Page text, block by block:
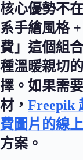
核心優勢不
系手繪風格
費」這個組
種溫暖親切
擇。如果需
材， Freepik
費圖片的線
方案。